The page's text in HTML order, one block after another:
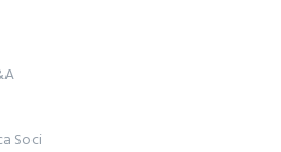
Soci